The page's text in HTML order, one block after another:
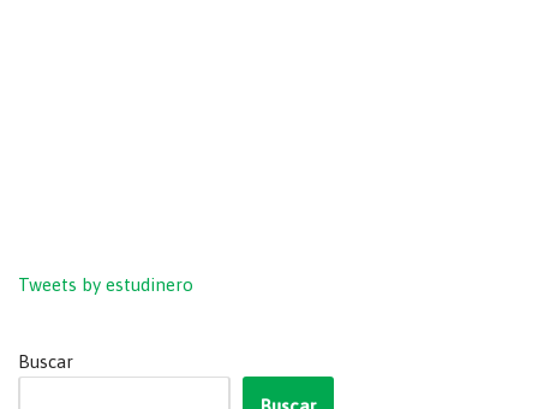
Tweets by estudinero
Buscar